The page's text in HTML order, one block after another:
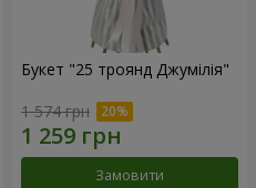
Букет "25 троянд Джумілія"
1 574 грн
Замовити